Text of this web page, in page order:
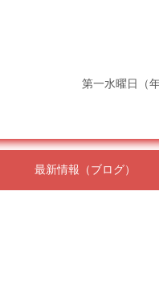
第一水曜日（
最新情報（ブログ）